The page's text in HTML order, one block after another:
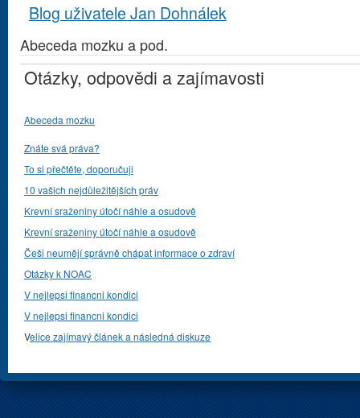
Blog uživatele Jan Dohnálek
Abeceda mozku a pod.
Otázky, odpovědi a zajímavosti
Abeceda mozku
Znáte svá práva?
To si přečtěte, doporučuji
10 vašich nejdůležitějších práv
Krevní sraženiny útočí náhle a osudově
Krevní sraženiny útočí náhle a osudově
Češi neumějí správně chápat informace o zdraví
Otázky k NOAC
V nejlepsi financni kondici
V nejlepsi financni kondici
Velice zajímavý článek a následná diskuze